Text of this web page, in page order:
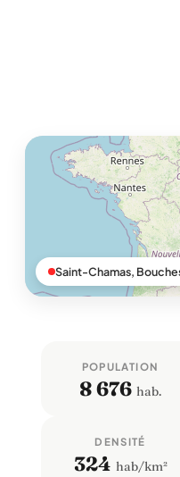
Saint-Chamas,
POPULATION
8 676 hab.
DENSITÉ
324 hab/km²